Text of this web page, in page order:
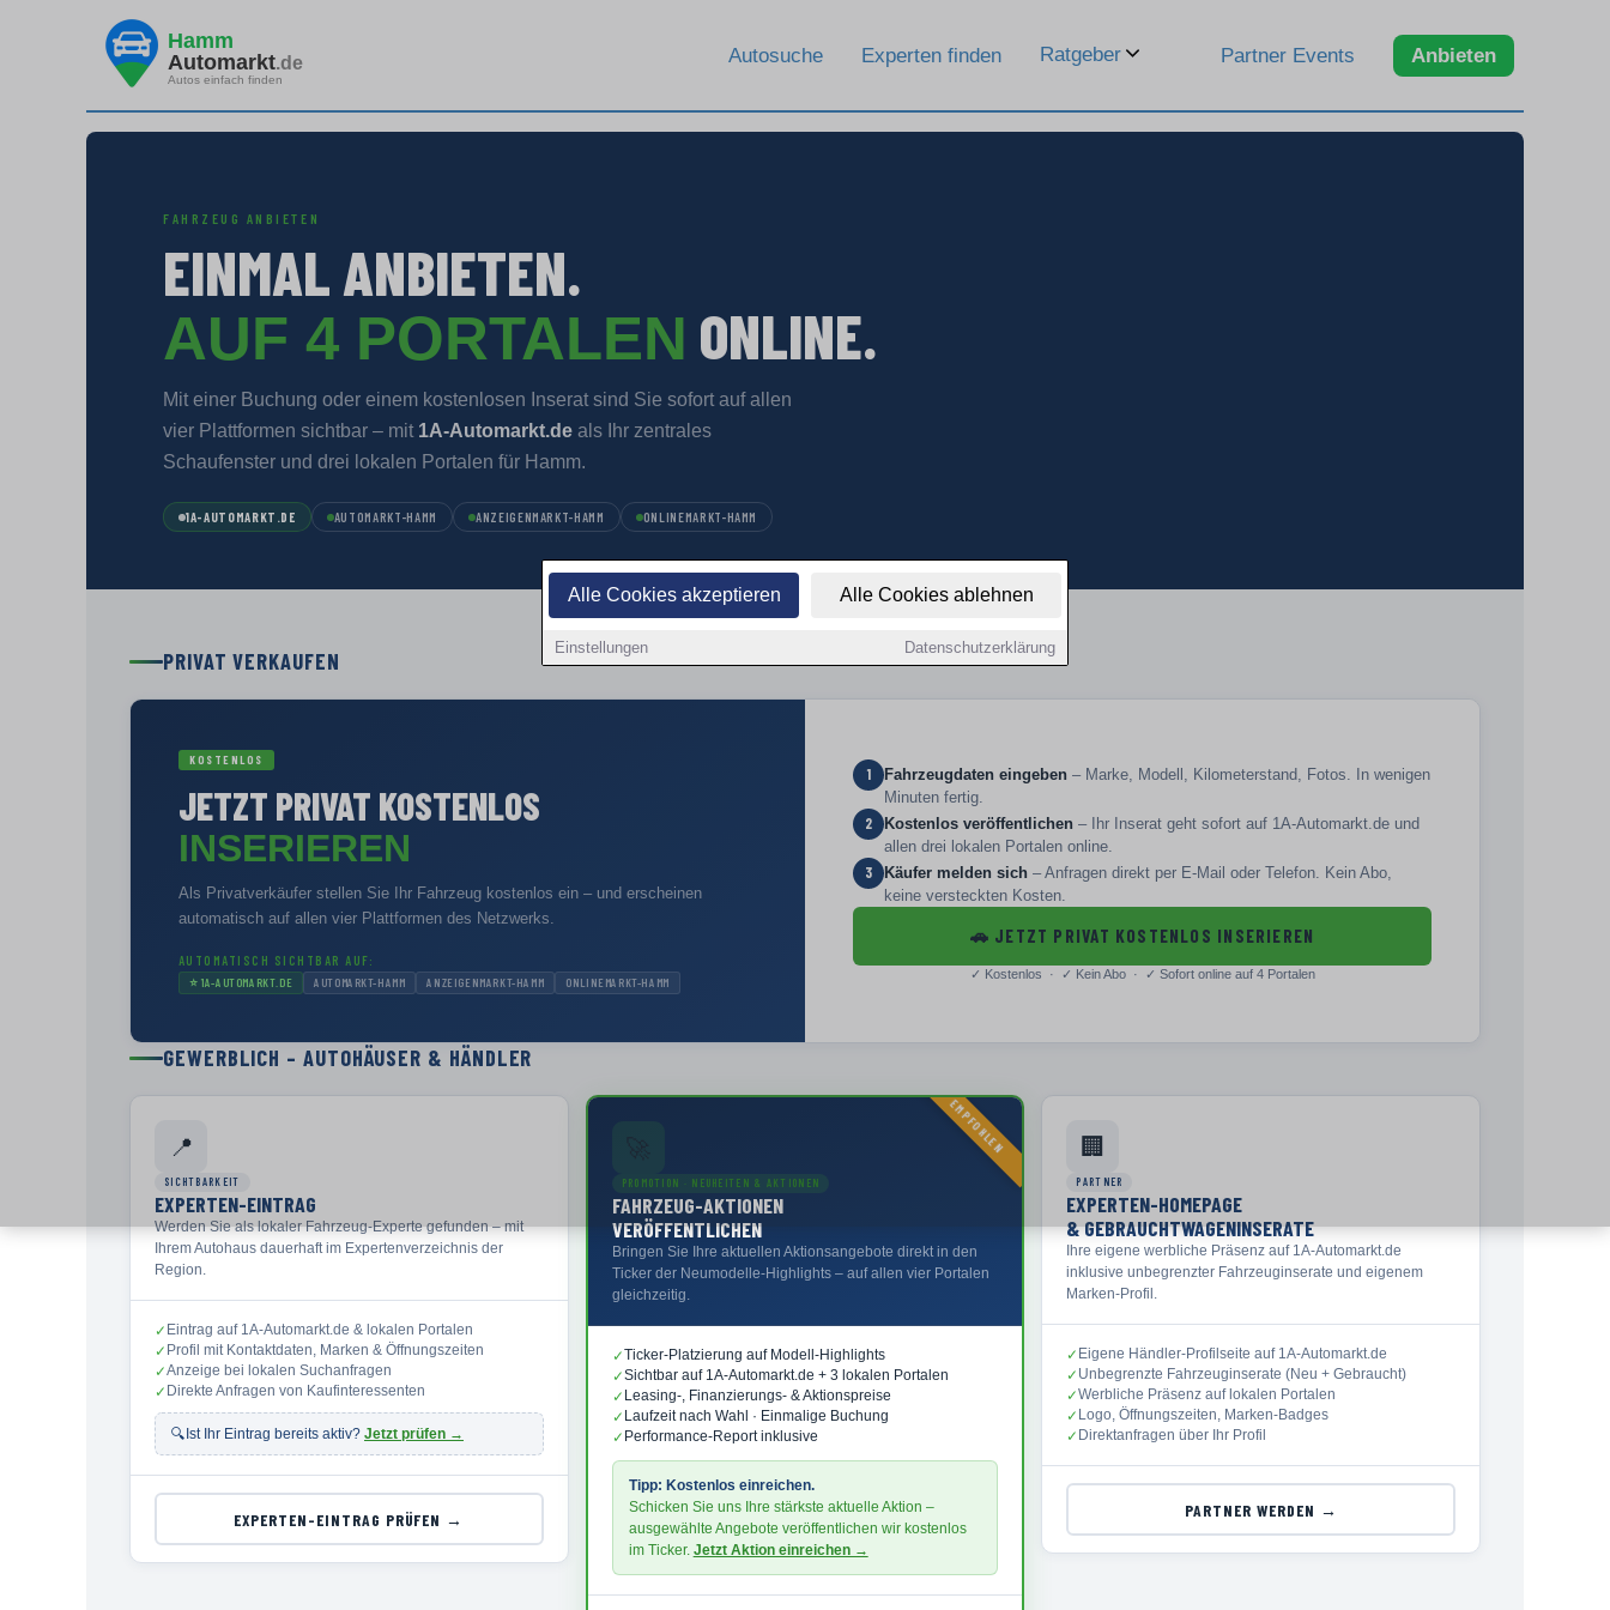
Alle Cookies akzeptieren Alle Cookies ablehnen
Einstellungen Datenschutzerklärung
Hamm
Automarkt.de
Autos einfach finden
Autosuche Experten finden Ratgeber Partner Events Anbieten
FAHRZEUG ANBIETEN
EINMAL ANBIETEN.
AUF 4 PORTALEN ONLINE.
Mit einer Buchung oder einem kostenlosen Inserat sind Sie sofort auf allen
vier Plattformen sichtbar – mit 1A-Automarkt.de als Ihr zentrales
Schaufenster und drei lokalen Portalen für Hamm.
1A-AUTOMARKT.DE AUTOMARKT-HAMM ANZEIGENMARKT-HAMM ONLINEMARKT-HAMM
PRIVAT VERKAUFEN
KOSTENLOS
JETZT PRIVAT KOSTENLOS
INSERIEREN
Als Privatverkäufer stellen Sie Ihr Fahrzeug kostenlos ein – und erscheinen
automatisch auf allen vier Plattformen des Netzwerks.
AUTOMATISCH SICHTBAR AUF:
⭐ 1A-AUTOMARKT.DE AUTOMARKT-HAMM ANZEIGENMARKT-HAMM ONLINEMARKT-HAMM
1 Fahrzeugdaten eingeben – Marke, Modell, Kilometerstand, Fotos. In wenigen
Minuten fertig.
2 Kostenlos veröffentlichen – Ihr Inserat geht sofort auf 1A-Automarkt.de und
allen drei lokalen Portalen online.
3 Käufer melden sich – Anfragen direkt per E-Mail oder Telefon. Kein Abo,
keine versteckten Kosten.
🚗 JETZT PRIVAT KOSTENLOS INSERIEREN
✓ Kostenlos · ✓ Kein Abo · ✓ Sofort online auf 4 Portalen
GEWERBLICH – AUTOHÄUSER & HÄNDLER
📍
SICHTBARKEIT
EXPERTEN-EINTRAG
Werden Sie als lokaler Fahrzeug-Experte gefunden – mit
Ihrem Autohaus dauerhaft im Expertenverzeichnis der
Region.
✓ Eintrag auf 1A-Automarkt.de & lokalen Portalen
✓ Profil mit Kontaktdaten, Marken & Öffnungszeiten
✓Anzeige bei lokalen Suchanfragen
✓ Direkte Anfragen von Kaufinteressenten
🔍 Ist Ihr Eintrag bereits aktiv? Jetzt prüfen →
EXPERTEN-EINTRAG PRÜFEN →
EMPFOHLEN
PROMOTION · NEUHEITEN & AKTIONEN
FAHRZEUG-AKTIONEN
VERÖFFENTLICHEN
Bringen Sie Ihre aktuellen Aktionsangebote direkt in den
Ticker der Neumodelle-Highlights – auf allen vier Portalen
gleichzeitig.
✓Ticker-Platzierung auf Modell-Highlights
✓Sichtbar auf 1A-Automarkt.de + 3 lokalen Portalen
✓ Leasing-, Finanzierungs- & Aktionspreise
✓ Laufzeit nach Wahl · Einmalige Buchung
✓ Performance-Report inklusive
Tipp: Kostenlos einreichen.
Schicken Sie uns Ihre stärkste aktuelle Aktion –
ausgewählte Angebote veröffentlichen wir kostenlos
im Ticker. Jetzt Aktion einreichen →
🏢
PARTNER
EXPERTEN-HOMEPAGE
& GEBRAUCHTWAGENINSERATE
Ihre eigene werbliche Präsenz auf 1A-Automarkt.de
inklusive unbegrenzter Fahrzeuginserate und eigenem
Marken-Profil.
✓ Eigene Händler-Profilseite auf 1A-Automarkt.de
✓ Unbegrenzte Fahrzeuginserate (Neu + Gebraucht)
✓Werbliche Präsenz auf lokalen Portalen
✓ Logo, Öffnungszeiten, Marken-Badges
✓ Direktanfragen über Ihr Profil
PARTNER WERDEN →